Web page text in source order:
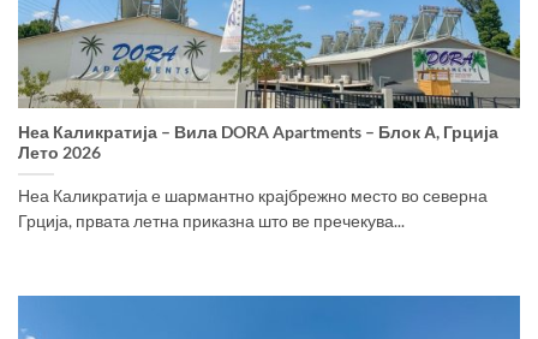
Неа Каликратија – Вила DORA Apartments – Блок А, Грција
Лето 2026
Неа Каликратија е шармантно крајбрежно место во северна
Грција, првата летна приказна што ве пречекува...